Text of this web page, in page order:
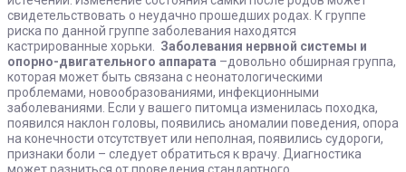
свидетельствовать о неудачно прошедших родах. К группе
риска по данной группе заболевания находятся
кастрированные хорьки.
Заболевания нервной системы и
опорно-двигательного аппарата –довольно обширная группа,
которая может быть связана с неонатологическими
проблемами, новообразованиями, инфекционными
заболеваниями. Если у вашего питомца изменилась походка,
появился наклон головы, появились аномалии поведения, опора
на конечности отсутствует или неполная, появились судороги,
признаки боли – следует обратиться к врачу. Диагностика